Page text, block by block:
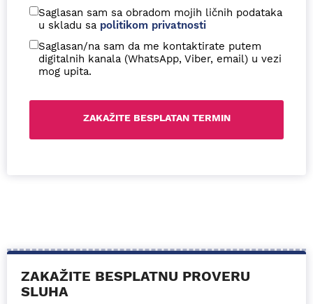
Saglasan sam sa obradom mojih ličnih podataka
u skladu sa politikom privatnosti
Saglasan/na sam da me kontaktirate putem
digitalnih kanala (WhatsApp, Viber, email) u vezi
mog upita.
ZAKAŽITE BESPLATNU PROVERU
SLUHA